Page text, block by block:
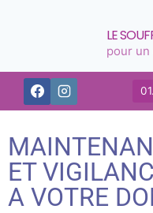
LE
pour
ET
A VOTRE